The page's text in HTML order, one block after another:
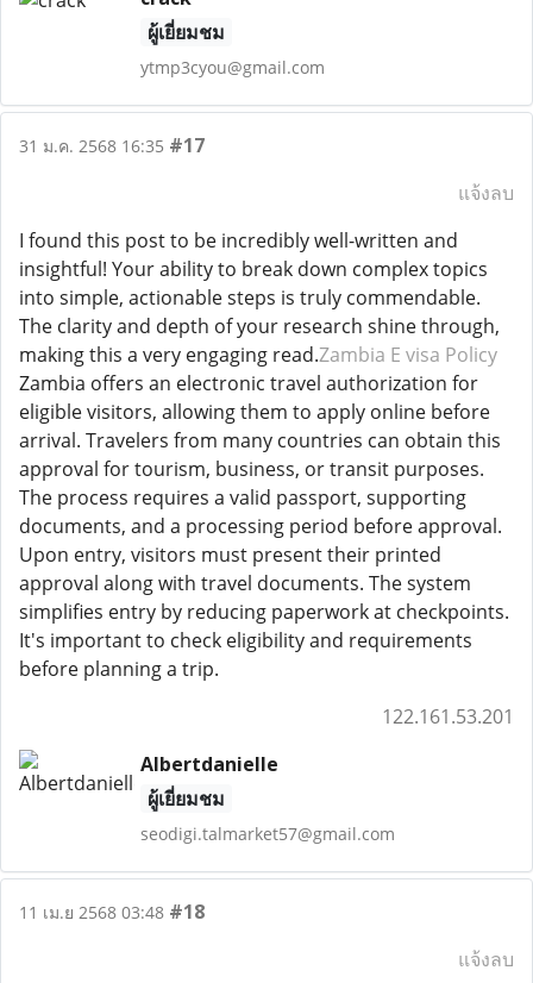
ผู้เยี่ยมชม
ytmp3cyou@gmail.com
31 ม.ค. 2568 16:35 #17
แจ้งลบ
I found this post to be incredibly well-written and
insightful! Your ability to break down complex topics
into simple, actionable steps is truly commendable.
The clarity and depth of your research shine through,
making this a very engaging read.Zambia E visa Policy
Zambia offers an electronic travel authorization for
eligible visitors, allowing them to apply online before
arrival. Travelers from many countries can obtain this
approval for tourism, business, or transit purposes.
The process requires a valid passport, supporting
documents, and a processing period before approval.
Upon entry, visitors must present their printed
approval along with travel documents. The system
simplifies entry by reducing paperwork at checkpoints.
It's important to check eligibility and requirements
before planning a trip.
122.161.53.201
Albertdanielle
ผู้เยี่ยมชม
seodigi.talmarket57@gmail.com
11 เม.ย 2568 03:48 #18
แจ้งลบ